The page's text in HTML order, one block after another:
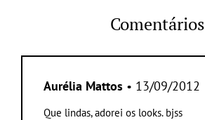
Comentários
Aurélia Mattos • 13/09/2012
Que lindas, adorei os looks. bjss